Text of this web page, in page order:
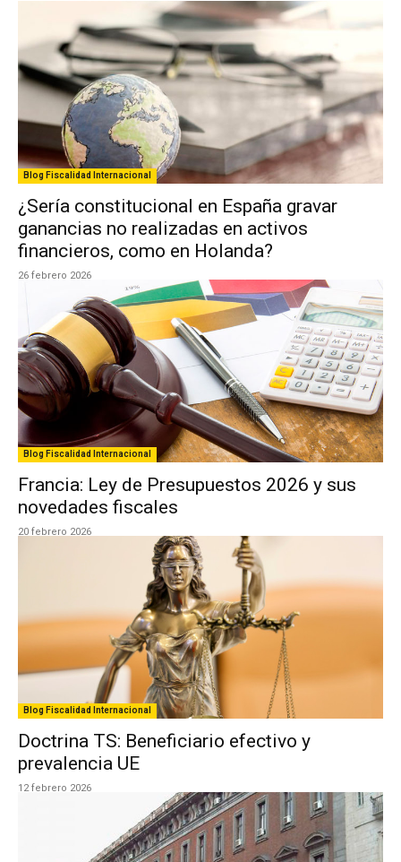
Blog Fiscalidad Internacional
¿Sería constitucional en España gravar
ganancias no realizadas en activos
financieros, como en Holanda?
26 febrero 2026
Blog Fiscalidad Internacional
Francia: Ley de Presupuestos 2026 y sus
novedades fiscales
20 febrero 2026
Blog Fiscalidad Internacional
Doctrina TS: Beneficiario efectivo y
prevalencia UE
12 febrero 2026